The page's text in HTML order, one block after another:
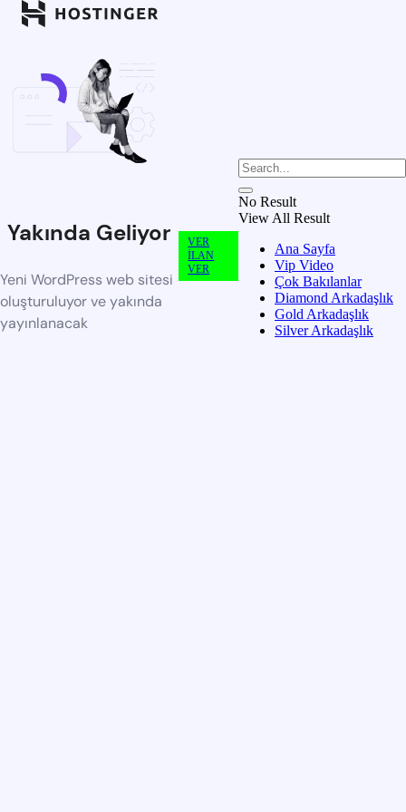
Yakında Geliyor
Yeni WordPress web sitesi
oluşturuluyor ve yakında
yayınlanacak
VER
İLAN
VER
No Result
View All Result
Ana Sayfa
Vip Video
Çok Bakılanlar
Diamond Arkadaşlık
Gold Arkadaşlık
Silver Arkadaşlık